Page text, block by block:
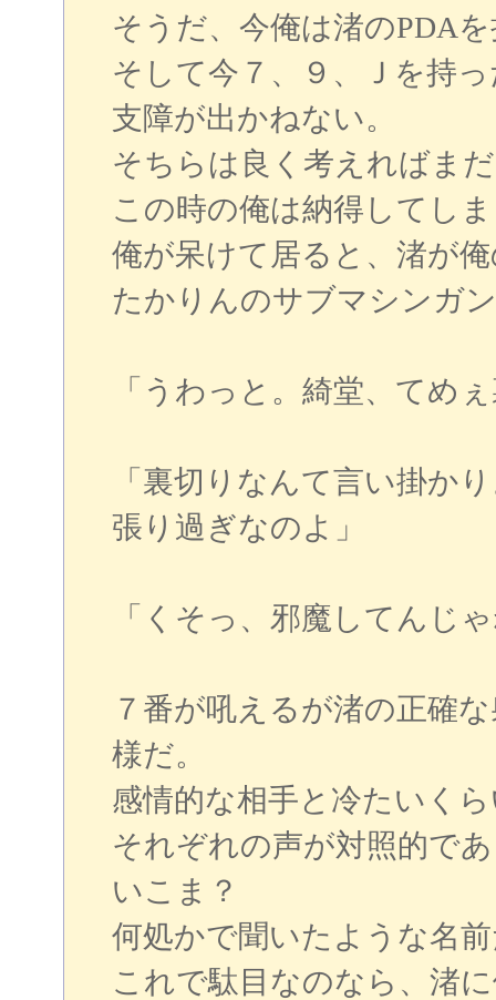
そうだ、今俺は渚のPDA
そして今７、９、Ｊを持
支障が出かねない。
そちらは良く考えればま
この時の俺は納得してし
俺が呆けて居ると、渚が
たかりんのサブマシンガ
「うわっと。綺堂、てめ
「裏切りなんて言い掛か
張り過ぎなのよ」
「くそっ、邪魔してんじ
７番が吼えるが渚の正確
様だ。
感情的な相手と冷たいく
それぞれの声が対照的で
いこま？
何処かで聞いたような名
これで駄目なのなら、渚